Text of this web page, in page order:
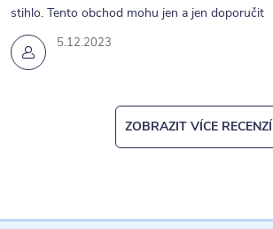
5.12.2023
stihlo. Tento obchod mohu jen a jen doporučit
ZOBRAZIT VÍCE RECENZÍ